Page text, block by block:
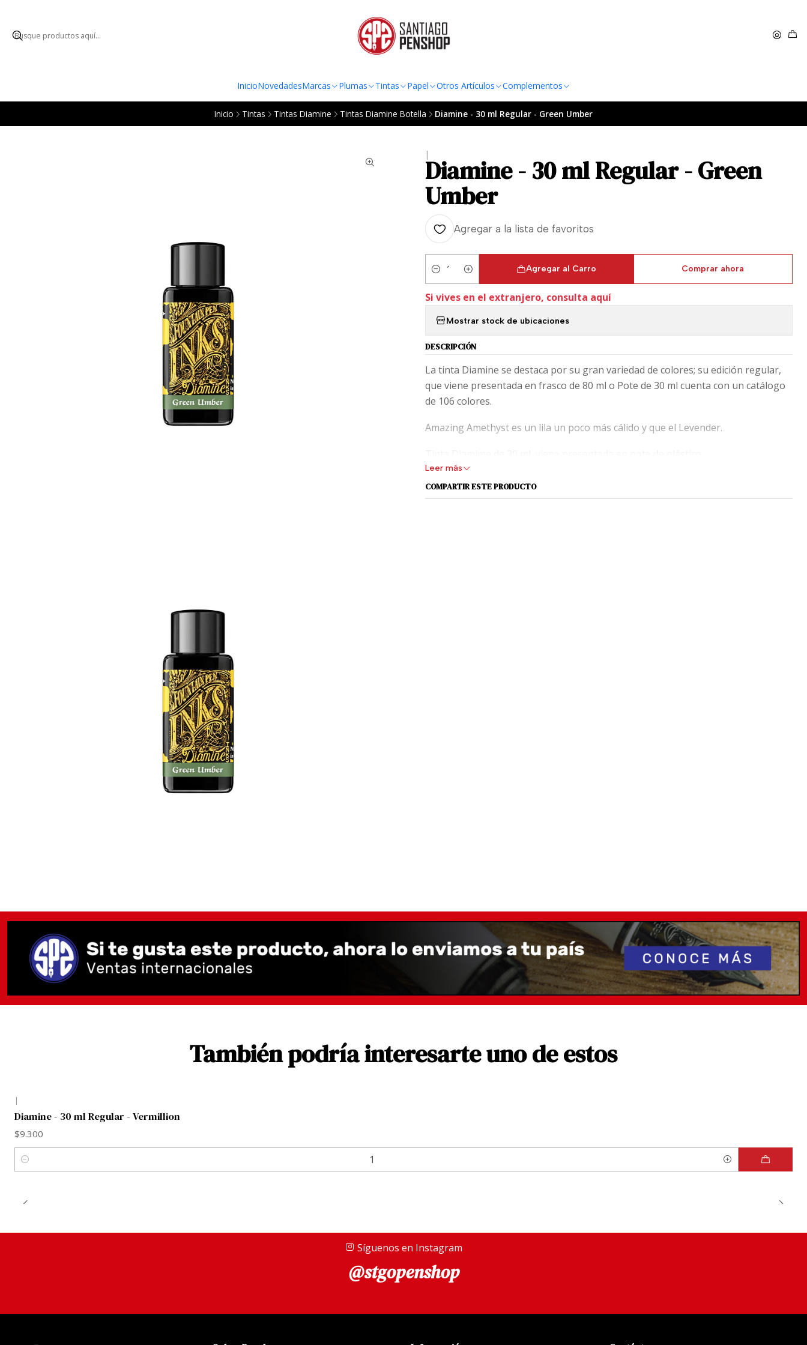
InicioNovedadesMarcas Plumas Tintas Papel Otros Artículos Complementos
Inicio Tintas Tintas Diamine Tintas Diamine Botella Diamine - 30 ml Regular - Green Umber
|
Diamine - 30 ml Regular - Green
Umber
Agregar a la lista de favoritos
Cantidad
Agregar al Carro Comprar ahora
Si vives en el extranjero, consulta aquí
Mostrar stock de ubicaciones
DESCRIPCIÓN
La tinta Diamine se destaca por su gran variedad de colores; su edición regular,
que viene presentada en frasco de 80 ml o Pote de 30 ml cuenta con un catálogo
de 106 colores.
Amazing Amethyst es un lila un poco más cálido y que el Levender.
En los blogs de fanáticos, tinta Diamine está puntuada con la máxima nota y la
describen como una tinta de secado rápido, no resistente al agua. Saturación y
Leer más
COMPARTIR ESTE PRODUCTO
También podría interesarte uno de estos
|
Diamine - 30 ml Regular - Vermillion
$9.300
Cantidad
Síguenos en Instagram
@stgopenshop